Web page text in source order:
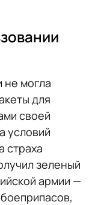
не могла
для
своей
условий
страха
зеленый
армии —